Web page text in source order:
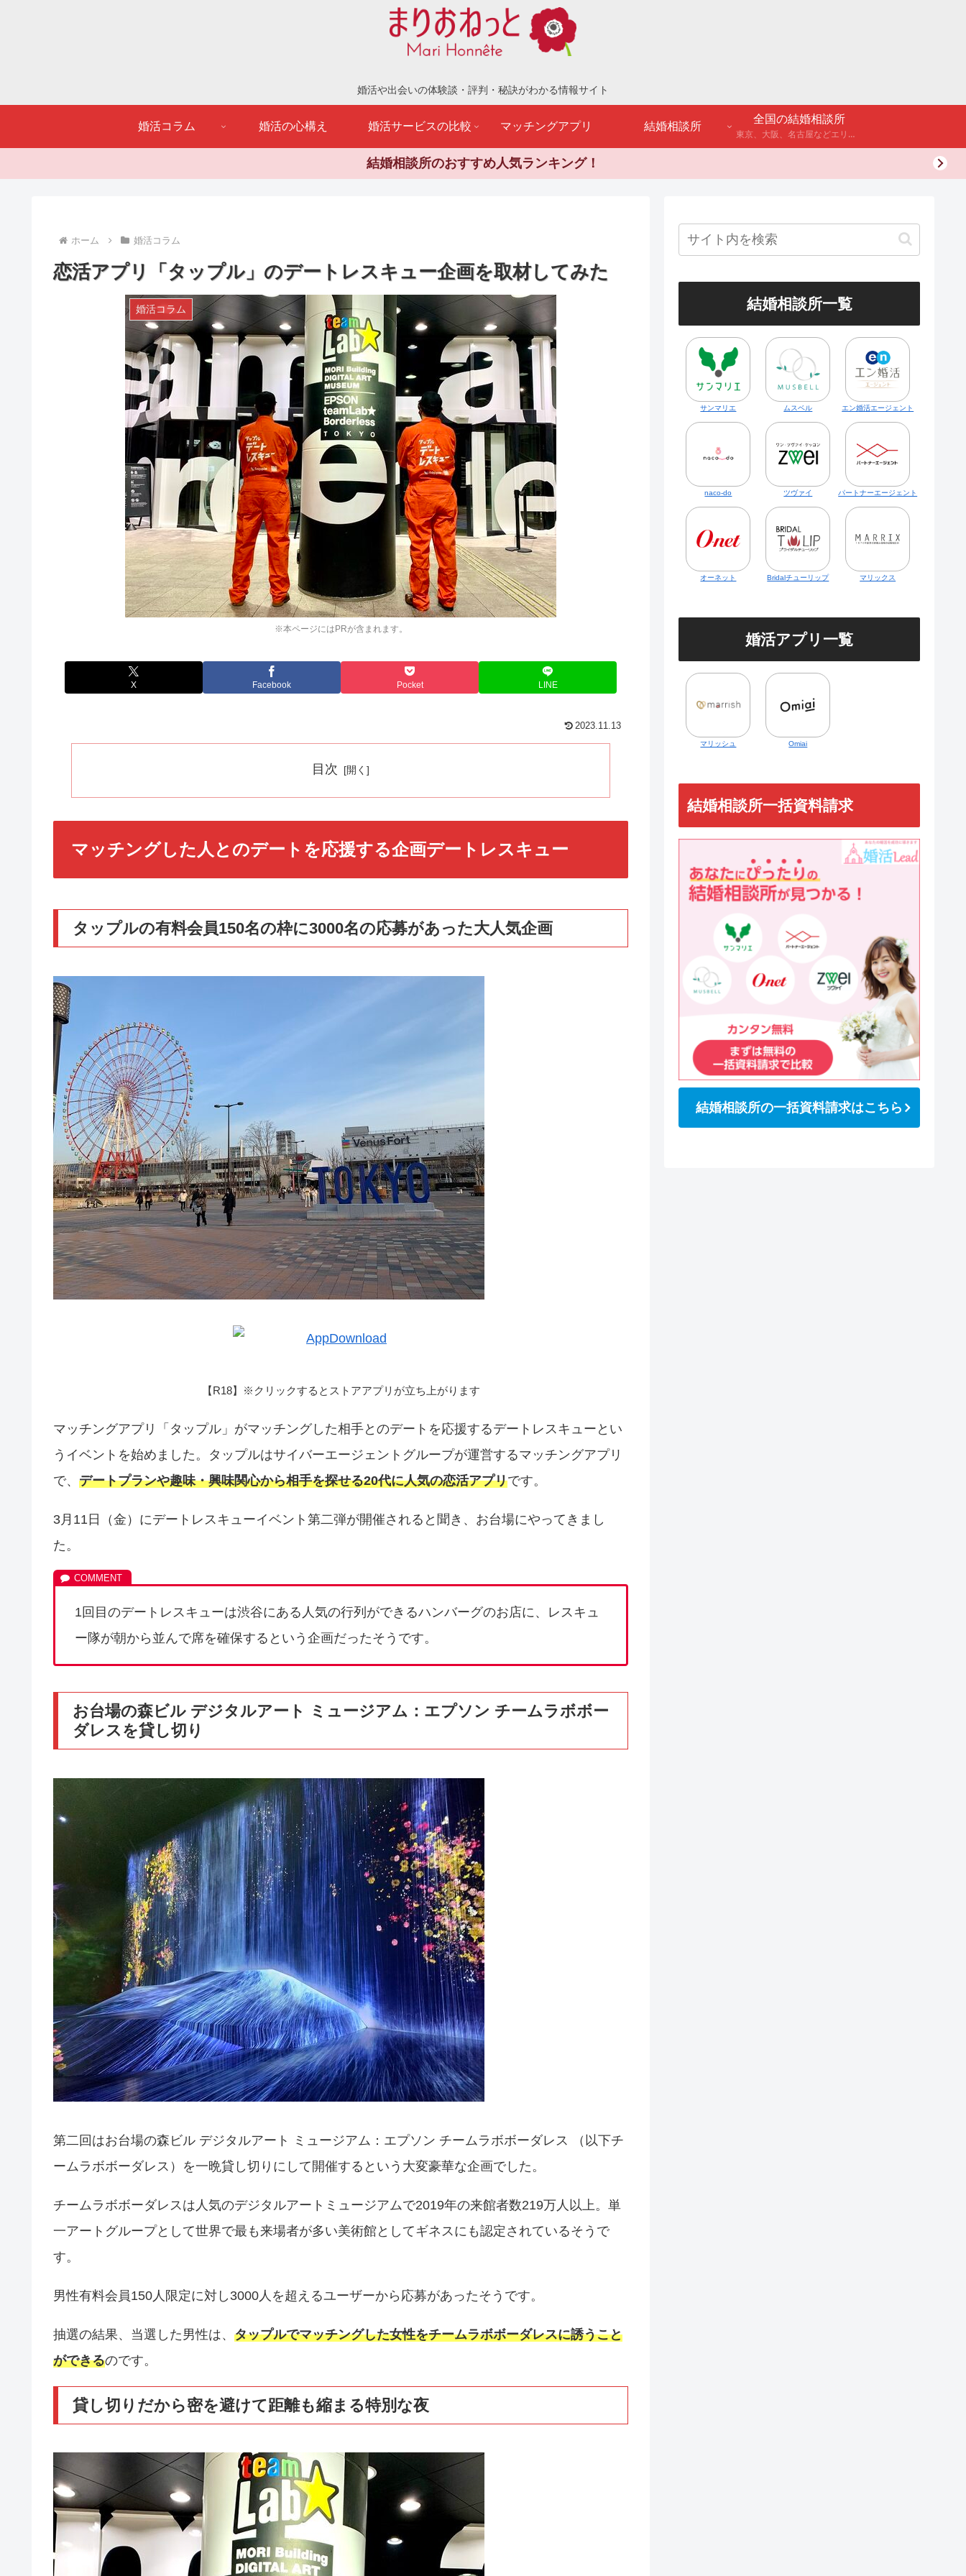
婚活や出会いの体験談・評判・秘訣がわかる情報サイト
婚活コラム 婚活の心構え 婚活サービスの比較 マッチングアプリ 結婚相談所
全国の結婚相談所
東京、大阪、名古屋などエリア別のアンケート調査や結婚相談所・婚活パーティーの体験談などを公開。
結婚相談所のおすすめ人気ランキング！
ホーム 婚活コラム
恋活アプリ「タップル」のデートレスキュー企画を取材してみた
※本ページにはPRが含まれます。
婚活コラム
X Facebook Pocket LINE
2023.11.13
目次
マッチングした人とのデートを応援する企画デートレスキュー
タップルの有料会員150名の枠に3000名の応募があった大人気企画
【R18】※クリックするとストアアプリが立ち上がります
マッチングアプリ「タップル」がマッチングした相手とのデートを応援するデートレスキューとい
うイベントを始めました。タップルはサイバーエージェントグループが運営するマッチングアプリ
で、 デートプランや趣味・興味関心から相手を探せる20代に人気の恋活アプリです。
3月11日（金）にデートレスキューイベント第二弾が開催されると聞き、お台場にやってきまし
た。
1回目のデートレスキューは渋谷にある人気の行列ができるハンバーグのお店に、レスキュ
ー隊が朝から並んで席を確保するという企画だったそうです。
お台場の森ビル デジタルアート ミュージアム：エプソン チームラボボー
ダレスを貸し切り
第二回はお台場の森ビル デジタルアート ミュージアム：エプソン チームラボボーダレス （以下チ
ームラボボーダレス）を一晩貸し切りにして開催するという大変豪華な企画でした。
チームラボボーダレスは人気のデジタルアートミュージアムで2019年の来館者数219万人以上。単
一アートグループとして世界で最も来場者が多い美術館としてギネスにも認定されているそうで
す。
男性有料会員150人限定に対し3000人を超えるユーザーから応募があったそうです。
抽選の結果、当選した男性は、 タップルでマッチングした女性をチームラボボーダレスに誘うこと
ができるのです。
貸し切りだから密を避けて距離も縮まる特別な夜
結婚相談所一覧
サンマリエ ムスベル エン婚活エージェント
naco-do ツヴァイ パートナーエージェント
オーネット Bridalチューリップ マリックス
婚活アプリ一覧
マリッシュ Omiai
結婚相談所一括資料請求
結婚相談所の一括資料請求はこちら